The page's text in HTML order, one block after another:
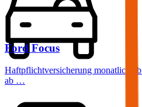
Ford Focus
Haftpflichtversicherung monatlich ab
ab …